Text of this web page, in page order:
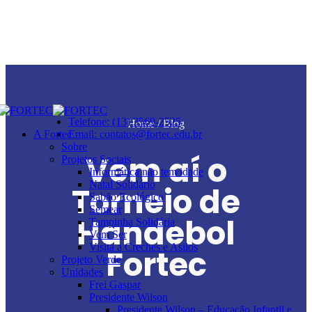
Telefone: (13) 3569-2525
Email: contatos@fortec.edu.br
A Fortec
Sobre
Projetos Sociais
Informática não tem idade
Natal Solidário
Sabão Ecológico
Semear
Tampinha Solidária
Vem Ser
Visita a Creches e Asilos
Projeto Verde
Unidades
Frei Gaspar
Presidente Wilson
Presidente Wilson – Educação Infantil e
Home/ Blog
Vem aí o
Torneio de
Handebol
Fortec